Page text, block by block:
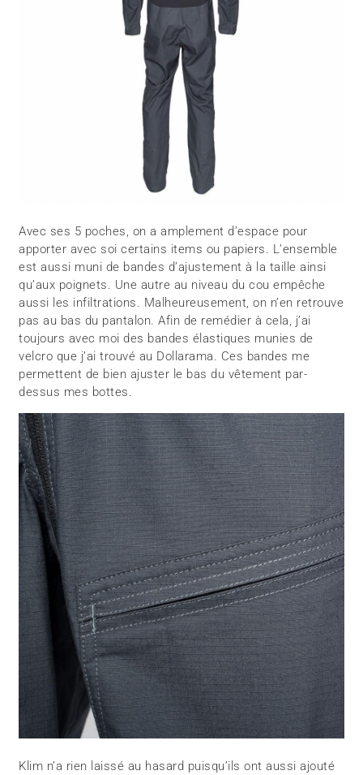
Avec ses 5 poches, on a amplement d’espace pour
apporter avec soi certains items ou papiers. L’ensemble
est aussi muni de bandes d’ajustement à la taille ainsi
qu’aux poignets. Une autre au niveau du cou empêche
aussi les infiltrations. Malheureusement, on n’en retrouve
pas au bas du pantalon. Afin de remédier à cela, j’ai
toujours avec moi des bandes élastiques munies de
velcro que j’ai trouvé au Dollarama. Ces bandes me
permettent de bien ajuster le bas du vêtement par-
dessus mes bottes.
Klim n’a rien laissé au hasard puisqu’ils ont aussi ajouté